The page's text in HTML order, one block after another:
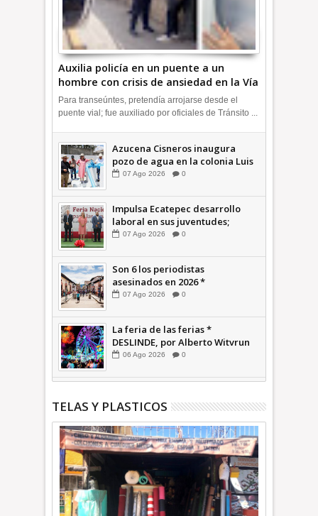
Auxilia policía en un puente a un
hombre con crisis de ansiedad en la Vía
Morelos | INFORMATIVA
Para transeúntes, pretendía arrojarse desde el
puente vial; fue auxiliado por oficiales de Tránsito ...
Azucena Cisneros inaugura
pozo de agua en la colonia Luis
Donaldo Colosio +Video |
07 Ago 2026 0
Impulsa Ecatepec desarrollo
laboral en sus juventudes;
inauguran Feria de Empleo y
INFORMATIVA
07 Ago 2026 0
Son 6 los periodistas
asesinados en 2026 *
COMENTARIO A TIEMPO
07 Ago 2026 0
La feria de las ferias *
DESLINDE, por Alberto Witvrun
06 Ago 2026 0
TELAS Y PLASTICOS